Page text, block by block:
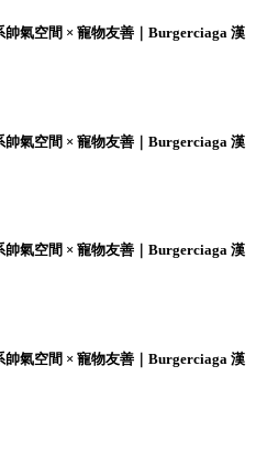
帥氣空間 × 寵物友善｜Burgerciaga 漢
帥氣空間 × 寵物友善｜Burgerciaga 漢
帥氣空間 × 寵物友善｜Burgerciaga 漢
帥氣空間 × 寵物友善｜Burgerciaga 漢